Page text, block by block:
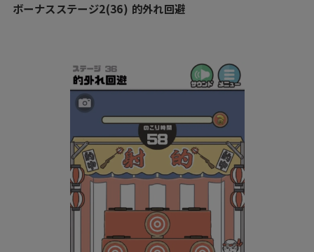
ボーナスステージ2(36) 的外れ回避